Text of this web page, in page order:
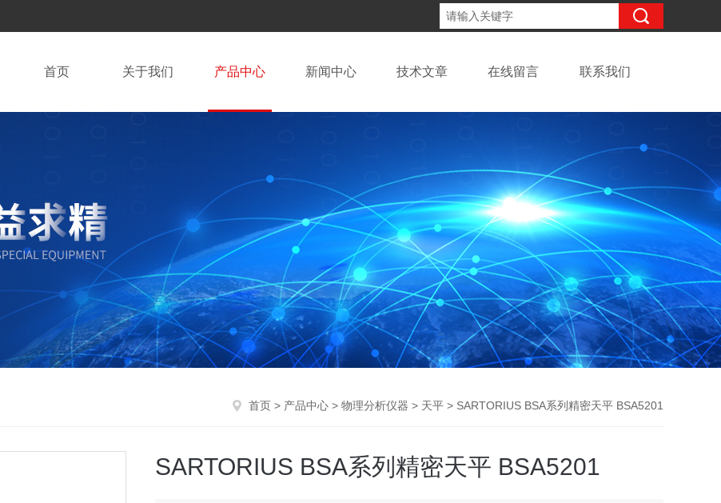
首页 关于我们 产品中心 新闻中心 技术文章 在线留言 联系我们
首页 > 产品中心 > 物理分析仪器 > 天平 > SARTORIUS BSA系列精密天平 BSA5201
SARTORIUS BSA系列精密天平 BSA5201